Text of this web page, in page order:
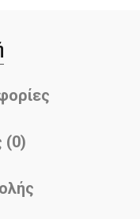
(0)